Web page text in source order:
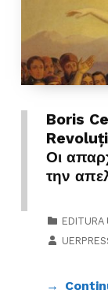
Boris
Οι
την
EDITURA